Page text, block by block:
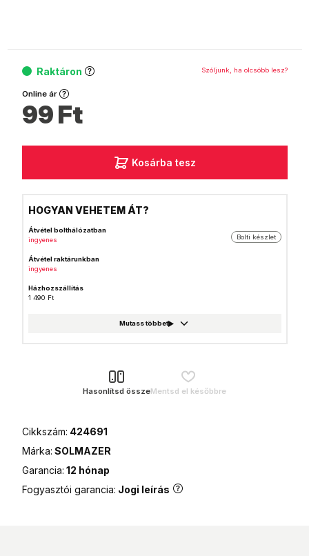
Hasonlítsd összeMentsd el későbbre
Cikkszám: 424691
Márka: SOLMAZER
Garancia: 12 hónap
Fogyasztói garancia: Jogi leírás
Raktáron Szóljunk, ha olcsóbb lesz?
Online ár
99Ft
Kosárba tesz
HOGYAN VEHETEM ÁT?
Átvétel bolthálózatban
ingyenes
Bolti készlet
Átvétel raktárunkban
ingyenes
Házhozszállítás
1 490 Ft
MPL Posta (Postán maradó)
990 Ft